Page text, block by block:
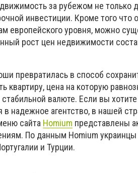
за рубежом не только
инвестиции. Кроме того что
европейского уровня, можно
рост цен недвижимости
превратилась в способ
квартиру, цена на которую
валюте. Если вы
надежное агентство, в нашей
сайта Homium представлены
По данным Homium
и Турции.